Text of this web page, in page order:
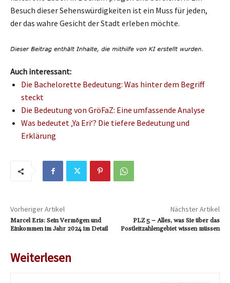
Besuch dieser Sehenswürdigkeiten ist ein Muss für jeden,
der das wahre Gesicht der Stadt erleben möchte.
Auch interessant:
Die Bachelorette Bedeutung: Was hinter dem Begriff
steckt
Die Bedeutung von GröFaZ: Eine umfassende Analyse
Was bedeutet ‚Ya Eri‘? Die tiefere Bedeutung und
Erklärung
Vorheriger Artikel
Marcel Eris: Sein Vermögen und
Einkommen im Jahr 2024 im Detail
Nächster Artikel
PLZ 5 – Alles, was Sie über das
Postleitzahlengebiet wissen müssen
Weiterlesen